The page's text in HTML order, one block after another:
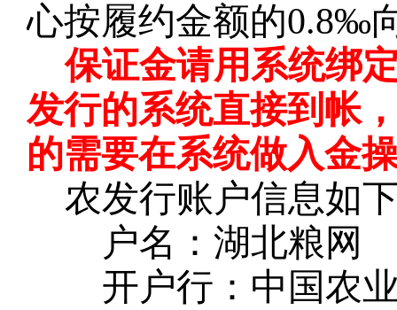
心按履约金额的0.8‰
保证金请用系统绑
发行的系统直接到帐
的需要在系统做入金
农发行账户信息如
户名：湖北粮网
开户行：中国农